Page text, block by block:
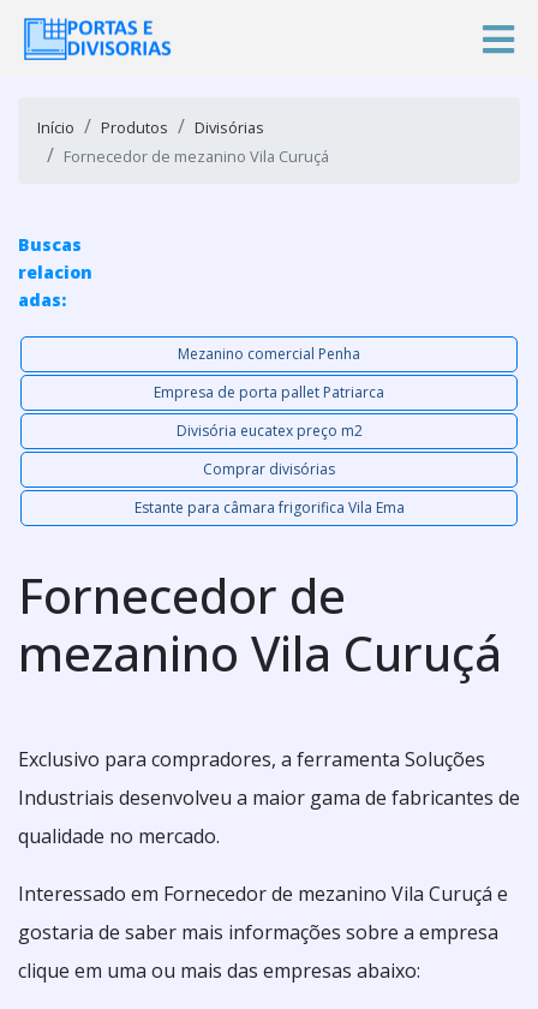
Início Produtos
Divisórias
Fornecedor de mezanino Vila Curuçá
Buscas
relacion
adas:
Mezanino comercial Penha
Empresa de porta pallet Patriarca
Divisória eucatex preço m2
Comprar divisórias
Estante para câmara frigorifica Vila Ema
Fornecedor de
mezanino Vila Curuçá
Exclusivo para compradores, a ferramenta Soluções
Industriais desenvolveu a maior gama de fabricantes de
qualidade no mercado.
Interessado em Fornecedor de mezanino Vila Curuçá e
gostaria de saber mais informações sobre a empresa
clique em uma ou mais das empresas abaixo: